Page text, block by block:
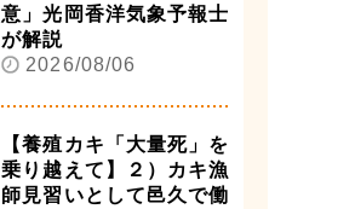
意」光岡香洋気象予報士
が解説
2026/08/06
【養殖カキ「大量死」を
乗り越えて】２）カキ漁
師見習いとして邑久で働